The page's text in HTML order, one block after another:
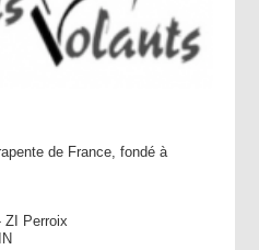
de France, fondé à
ZI Perroix